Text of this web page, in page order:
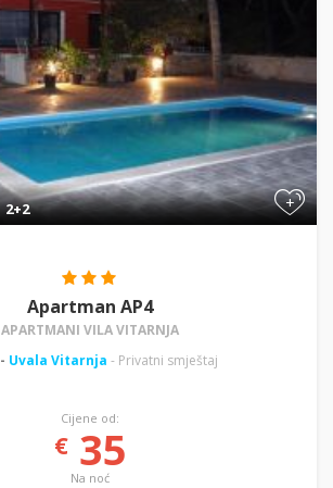
+
2+2
Apartman AP4
APARTMANI VILA VITARNJA
- Uvala Vitarnja - Privatni smještaj
Cijene od:
€35
Na noć